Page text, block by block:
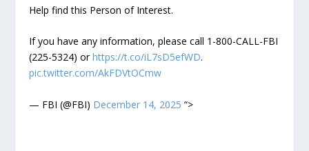
Help find this Person of Interest.
If you have any information, please call 1-800-CALL-FBI
(225-5324) orhttps://t.co/iL7sD5efWD.
pic.twitter.com/AkFDVtOCmw
— FBI (@FBI) December 14, 2025 “>